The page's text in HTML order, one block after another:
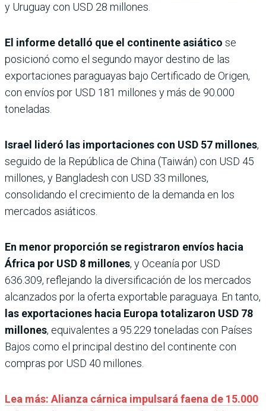
y Uruguay con USD 28 millones.
El informe detalló que el continente asiático se
posicionó como el segundo mayor destino de las
exportaciones paraguayas bajo Certificado de Origen,
con envíos por USD 181 millones y más de 90.000
toneladas.
Israel lideró las importaciones con USD 57 millones,
seguido de la República de China (Taiwán) con USD 45
millones, y Bangladesh con USD 33 millones,
consolidando el crecimiento de la demanda en los
mercados asiáticos.
En menor proporción se registraron envíos hacia
África por USD 8 millones, y Oceanía por USD
636.309, reflejando la diversificación de los mercados
alcanzados por la oferta exportable paraguaya. En tanto,
las exportaciones hacia Europa totalizaron USD 78
millones, equivalentes a 95.229 toneladas con Países
Bajos como el principal destino del continente con
compras por USD 40 millones.
Lea más: Alianza cárnica impulsará faena de 15.000